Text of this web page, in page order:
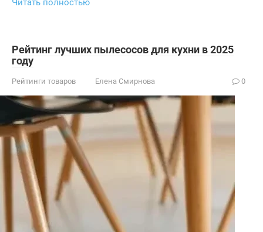
Читать полностью
Рейтинг лучших пылесосов для кухни в 2025
году
Рейтинги товаров Елена Смирнова 0